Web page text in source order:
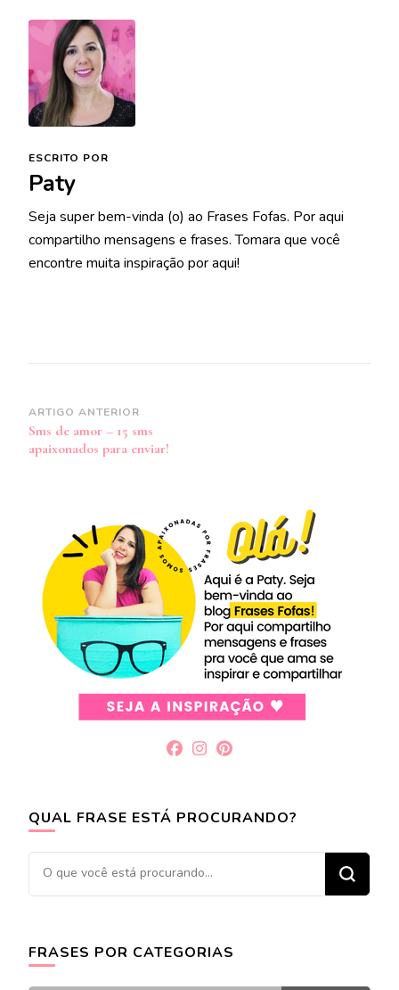
ESCRITO POR
Paty
Seja super bem-vinda (o) ao Frases Fofas. Por aqui
compartilho mensagens e frases. Tomara que você
encontre muita inspiração por aqui!
Navegação
de
post
ARTIGO ANTERIOR
Sms de amor – 15 sms
apaixonados para enviar!
QUAL FRASE ESTÁ PROCURANDO?
Procurando
algo?
FRASES POR CATEGORIAS